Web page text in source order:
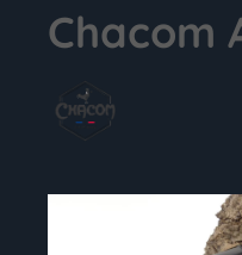
Chacom